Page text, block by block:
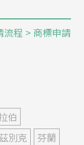
流程 > 商標申請
伯
別克
芬蘭